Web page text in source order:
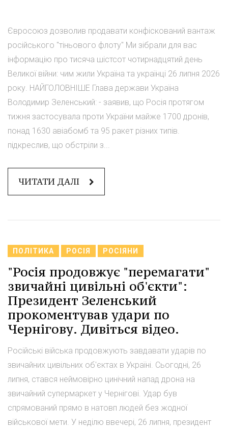
Євросоюз дозволив продавати конфіскований вантаж
російського "тіньового флоту" Ми зібрали для вас
інформацію про тисяча шістсот чотирнадцятий день
Великої війни: чим жили Україна та українці 26 липня 2026
року. НАЙГОЛОВНІШЕ Глава держави Україна
Володимир Зеленський: - заявив, що Росія протягом
тижня застосувала проти України майже 1700 дронів,
понад 1630 авіабомб та 95 ракет різних типів.
підкреслив, що обстріли з...
ЧИТАТИ ДАЛІ
ПОЛІТИКА РОСІЯ РОСІЯНИ
"Росія продовжує "перемагати"
звичайні цивільні об'єкти":
Президент Зеленський
прокоментував удари по
Чернігову. Дивіться відео.
Російські війська продовжують завдавати ударів по
звичайних цивільних об'єктах в Україні. Сьогодні, 26
липня, стався неймовірно цинічний напад дрона на
звичайний супермаркет у Чернігові. Удар був
спрямований прямо в натовп людей без жодної
військової мети. У неділю ввечері, 26 липня, президент